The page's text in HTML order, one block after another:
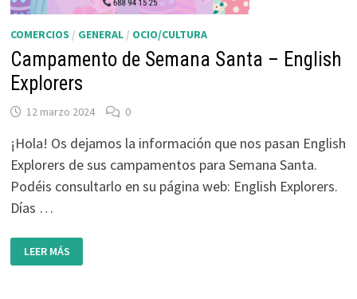
COMERCIOS / GENERAL/ OCIO/CULTURA
Campamento de Semana Santa – English
Explorers
12 marzo 2024 0
¡Hola! Os dejamos la información que nos pasan English
Explorers de sus campamentos para Semana Santa.
Podéis consultarlo en su página web: English Explorers.
Días …
CAMPAMENTO
DE
SEMANA
LEER MÁS